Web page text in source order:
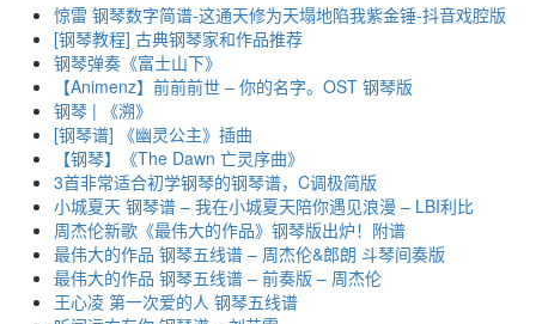
惊雷 钢琴数字简谱-这通天修为天塌地陷我紫金锤-抖音戏腔版
[钢琴教程] 古典钢琴家和作品推荐
钢琴弹奏《富士山下》
【Animenz】前前前世 – 你的名字。OST 钢琴版
钢琴 | 《溯》
[钢琴谱] 《幽灵公主》插曲
【钢琴】《The Dawn 亡灵序曲》
3首非常适合初学钢琴的钢琴谱，C调极简版
小城夏天 钢琴谱 – 我在小城夏天陪你遇见浪漫 – LBI利比
周杰伦新歌《最伟大的作品》钢琴版出炉！附谱
最伟大的作品 钢琴五线谱 – 周杰伦&郎朗 斗琴间奏版
最伟大的作品 钢琴五线谱 – 前奏版 – 周杰伦
王心凌 第一次爱的人 钢琴五线谱